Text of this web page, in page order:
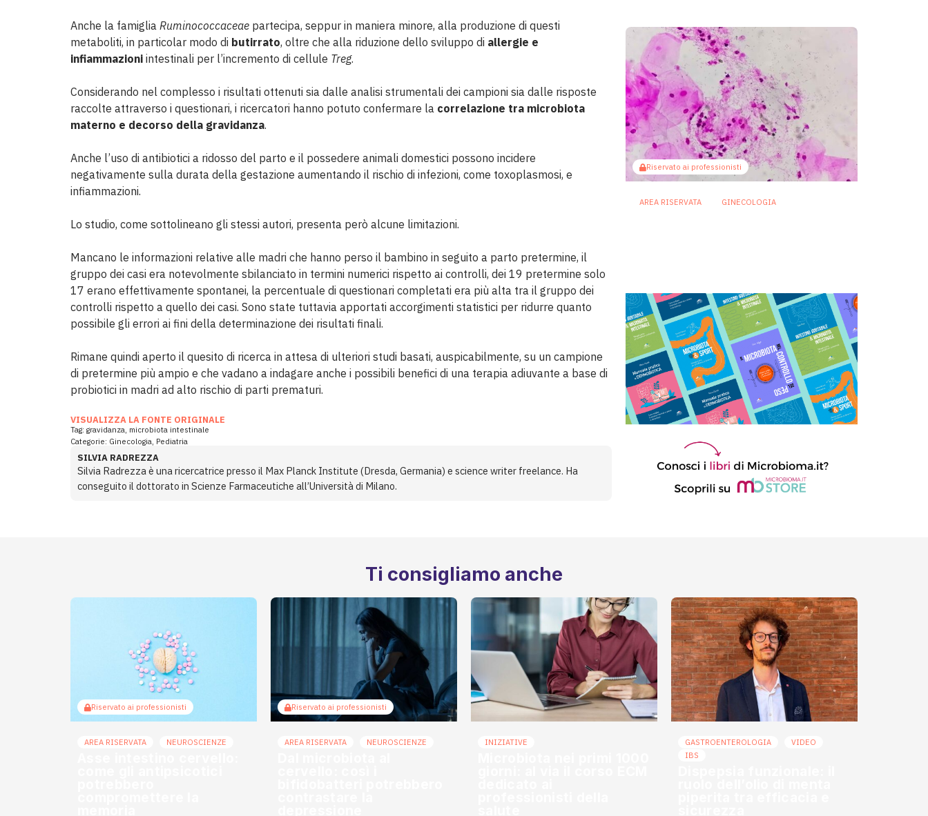
Anche la famiglia Ruminococcaceae partecipa, seppur in maniera minore, alla produzione di questi
metaboliti, in particolar modo di butirrato, oltre che alla riduzione dello sviluppo di allergie e
infiammazioni intestinali per l’incremento di cellule Treg.
Considerando nel complesso i risultati ottenuti sia dalle analisi strumentali dei campioni sia dalle risposte
raccolte attraverso i questionari, i ricercatori hanno potuto confermare la correlazione tra microbiota
materno e decorso della gravidanza.
Anche l’uso di antibiotici a ridosso del parto e il possedere animali domestici possono incidere
negativamente sulla durata della gestazione aumentando il rischio di infezioni, come toxoplasmosi, e
infiammazioni.
Lo studio, come sottolineano gli stessi autori, presenta però alcune limitazioni.
Mancano le informazioni relative alle madri che hanno perso il bambino in seguito a parto pretermine, il
gruppo dei casi era notevolmente sbilanciato in termini numerici rispetto ai controlli, dei 19 pretermine solo
17 erano effettivamente spontanei, la percentuale di questionari completati era più alta tra il gruppo dei
controlli rispetto a quello dei casi. Sono state tuttavia apportati accorgimenti statistici per ridurre quanto
possibile gli errori ai fini della determinazione dei risultati finali.
Rimane quindi aperto il quesito di ricerca in attesa di ulteriori studi basati, auspicabilmente, su un campione
di pretermine più ampio e che vadano a indagare anche i possibili benefici di una terapia adiuvante a base di
probiotici in madri ad alto rischio di parti prematuri.
VISUALIZZA LA FONTE ORIGINALE
Tag: gravidanza microbiota intestinale
Categorie: Ginecologia Pediatria
SILVIA RADREZZA
Silvia Radrezza è una ricercatrice presso il Max Planck Institute (Dresda, Germania) e science writer freelance. Ha
conseguito il dottorato in Scienze Farmaceutiche all’Università di Milano.
Riservato ai professionisti
AREA RISERVATA GINECOLOGIA
Ti consigliamo anche
Riservato ai professionisti
AREA RISERVATA NEUROSCIENZE
Riservato ai professionisti
AREA RISERVATA NEUROSCIENZE INIZIATIVE GASTROENTEROLOGIA
VIDEO
IBS